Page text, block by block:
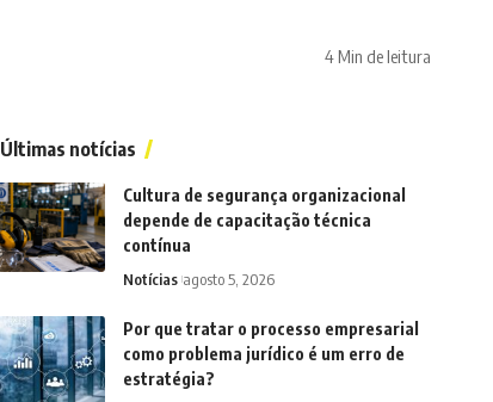
4 Min de leitura
Últimas notícias
Cultura de segurança organizacional
depende de capacitação técnica
contínua
Notícias agosto 5, 2026
Por que tratar o processo empresarial
como problema jurídico é um erro de
estratégia?